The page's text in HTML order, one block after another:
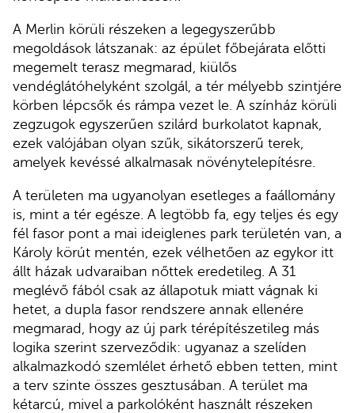
A Merlin körüli részeken a legegyszerűbb
megoldások látszanak: az épület főbejárata előtti
megemelt terasz megmarad, kiülős
vendéglátóhelyként szolgál, a tér mélyebb szintjére
körben lépcsők és rámpa vezet le. A színház körüli
zegzugok egyszerűen szilárd burkolatot kapnak,
ezek valójában olyan szűk, sikátorszerű terek,
amelyek kevéssé alkalmasak növénytelepítésre.
A területen ma ugyanolyan esetleges a faállomány
is, mint a tér egésze. A legtöbb fa, egy teljes és egy
fél fasor pont a mai ideiglenes park területén van, a
Károly körút mentén, ezek vélhetően az egykor itt
állt házak udvaraiban nőttek eredetileg. A 31
meglévő fából csak az állapotuk miatt vágnak ki
hetet, a dupla fasor rendszere annak ellenére
megmarad, hogy az új park térépítészetileg más
logika szerint szerveződik: ugyanaz a szelíden
alkalmazkodó szemlélet érhető ebben tetten, mint
a terv szinte összes gesztusában. A terület ma
kétarcú, mivel a parkolóként használt részeken